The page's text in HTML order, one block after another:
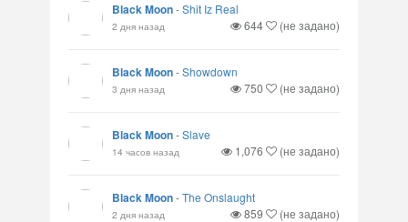
Black Moon-Shit Iz Real
2 дня назад 644 (не задано)
Black Moon-Showdown
3 дня назад 750 (не задано)
Black Moon-Slave
14 часов назад 1,076 (не задано)
Black Moon-The Onslaught
2 дня назад 859 (не задано)